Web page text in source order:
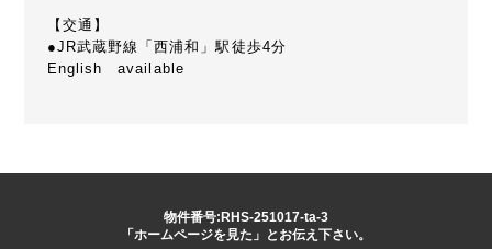
【交通】
●JR武蔵野線「西浦和」駅徒歩4分
English available
物件番号:RHS-251017-ta-3
「ホームページを見た」とお伝え下さい。